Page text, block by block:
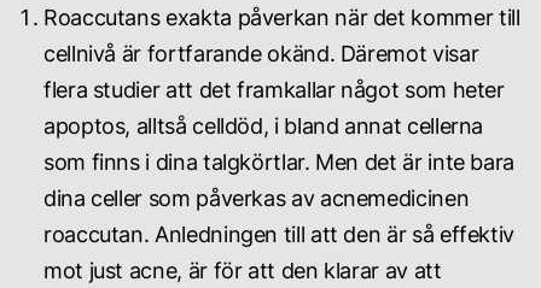
med
personliga
hudterapeut
Roaccutans exakta påverkan när det kommer till
cellnivå är fortfarande okänd. Däremot visar
flera studier att det framkallar något som heter
apoptos, alltså celldöd, i bland annat cellerna
som finns i dina talgkörtlar. Men det är inte bara
dina celler som påverkas av acnemedicinen
roaccutan. Anledningen till att den är så effektiv
mot just acne, är för att den klarar av att